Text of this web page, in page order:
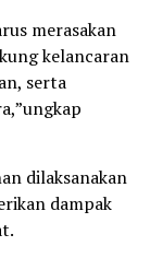
merasakan
kelancaran
serta
dilaksanakan
dampak